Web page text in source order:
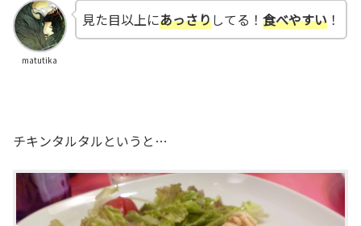
matutika
見た目以上にあっさりしてる！ 食べやすい！
チキンタルタルというと…